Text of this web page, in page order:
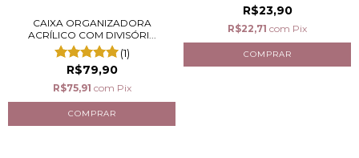
CAIXA ORGANIZADORA
ACRÍLICO COM DIVISÓRI...
(1)
R$79,90
R$75,91 com Pix
R$23,90
R$22,71 com Pix